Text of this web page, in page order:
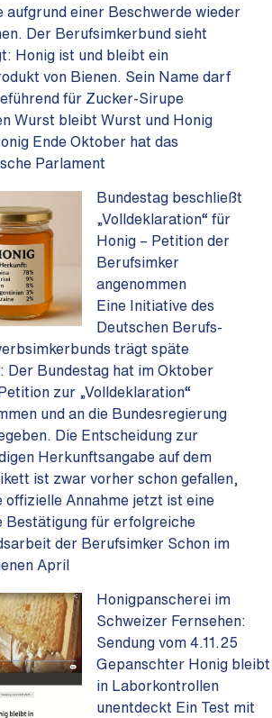
aufgrund einer Beschwerde wieder
Der Berufsimkerbund sieht
Honig ist und bleibt ein
von Bienen. Sein Name darf
für Zucker-Sirupe
Wurst bleibt Wurst und Honig
Ende Oktober hat das
Parlament
Bundestag beschließt
„Volldeklaration“ für
Honig – Petition der
Berufsimker
angenommen
Eine Initiative des
Deutschen Berufs-
trägt späte
Der Bundestag hat im Oktober
zur „Volldeklaration“
und an die Bundesregierung
Die Entscheidung zur
Herkunftsangabe auf dem
ist zwar vorher schon gefallen,
offizielle Annahme jetzt ist eine
Bestätigung für erfolgreiche
der Berufsimker Schon im
April
Honigpanscherei im
Schweizer Fernsehen:
Sendung vom 4.11.25
Gepanschter Honig bleibt
in Laborkontrollen
unentdeckt Ein Test mit